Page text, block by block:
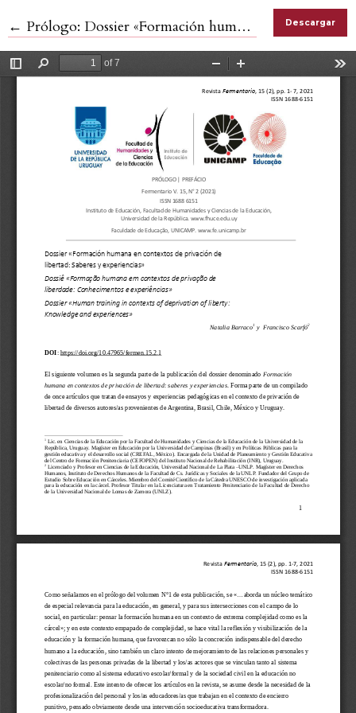
← Volver a los detalles del artículo
Prólogo: Dossier «Formación humana en contextos de privación de libertad: Saberes y experiencias» (2) Descargar